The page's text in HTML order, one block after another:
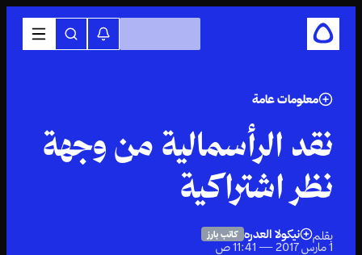
معلومات عامة
نقد الرأسمالية من وجهة
نظر اشتراكية
بقلم نيكولا العدره كاتب بارز
1 مارس 2017 — 11:41 ص